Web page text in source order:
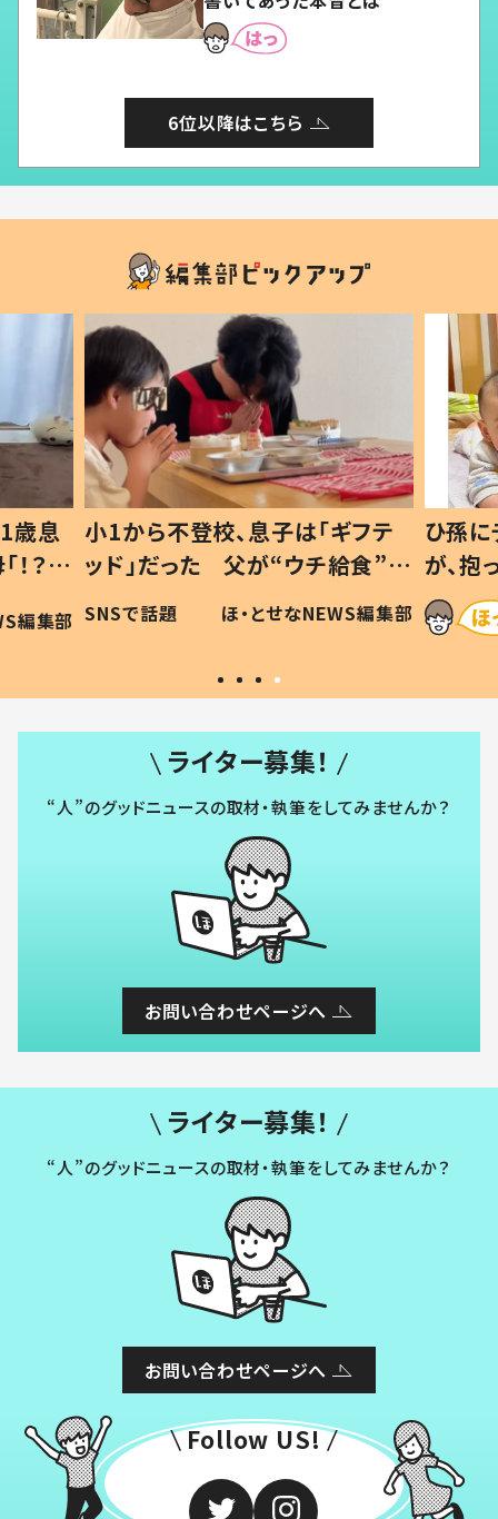
6位以降はこちら
歳息
？」
編集部
小1から不登校、息子は「ギフテ
ッド」だった 父が“ウチ給食”を
作り続ける理由とは #令和の親
#令和の子
SNSで話題 ほ・とせなNEWS編集部
ひ孫
が、
「涙が
い」
ライター募集！
“人”のグッドニュースの取材・執筆をしてみませんか？
お問い合わせページへ
ライター募集！
“人”のグッドニュースの取材・執筆をしてみませんか？
お問い合わせページへ
Follow US!